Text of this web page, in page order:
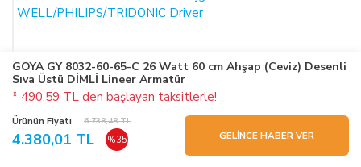
GOYA GY 8032-60-65-C 26 Watt 60 cm Ahşap (Ceviz) Desenli
Sıva Üstü DİMLİ Lineer Armatür
* 490,59 TL den başlayan taksitlerle!
Ürünün Fiyatı 6.738,48 TL
4.380,01 TL %35 GELİNCE HABER VER